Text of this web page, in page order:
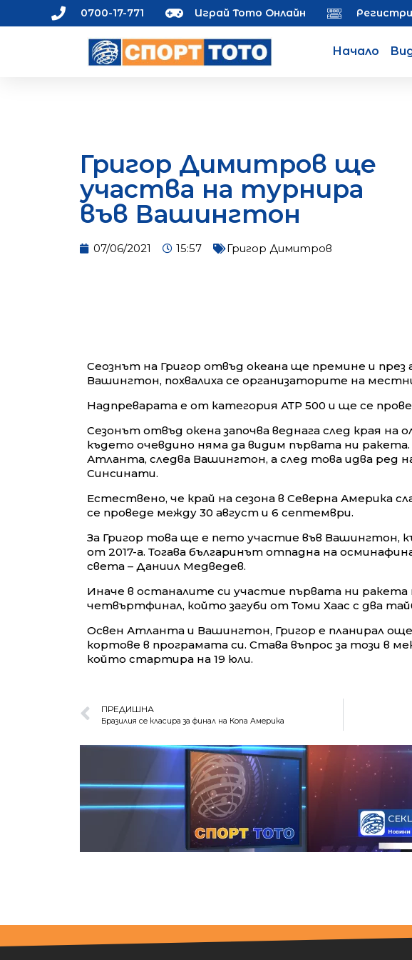
0700-17-771 Играй Тото Онлайн
Начало
Григор Димитров ще
участва на турнира
във Вашингтон
07/06/2021 15:57 Григор Димитров
Сеознът на Григор отвъд океана ще премине и
Вашингтон, похвалиха се организаторите на
Надпреварата е от категория АТР 500 и ще се
Сезонът отвъд окена започва веднага след края на
където очевдино няма да видим първата ни ракета.
Атланта, следва Вашингтон, а след това идва ред
Синсинати.
Естествено, че край на сезона в Северна Америка
се проведе между 30 август и 6 септември.
За Григор това ще е пето участие във Вашингтон,
от 2017-а. Тогава българинът отпадна на
света – Даниил Медведев.
Иначе в останалите си участие първата ни ракета
четвъртфинал, който загуби от Томи Хаас с два
Освен Атланта и Вашингтон, Григор е планирал
кортове в програмата си. Става въпрос за този в
който стартира на 19 юли.
ПРЕДИШНА
Бразилия се класира за финал на Копа Америка